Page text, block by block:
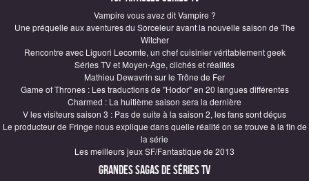
Vampire vous avez dit Vampire ?
Une préquelle aux aventures du Sorceleur avant la nouvelle saison de The
Witcher
Rencontre avec Liguori Lecomte, un chef cuisinier véritablement geek
Séries TV et Moyen-Age, clichés et réalités
Mathieu Dewavrin sur le Trône de Fer
Game of Thrones : Les traductions de "Hodor" en 20 langues différentes
Charmed : La huitième saison sera la dernière
V les visiteurs saison 3 : Pas de suite à la saison 2, les fans sont déçus
Le producteur de Fringe nous explique dans quelle réalité on se trouve à la fin de
la série
Les meilleurs jeux SF/Fantastique de 2013
Grandes sagas de Séries TV